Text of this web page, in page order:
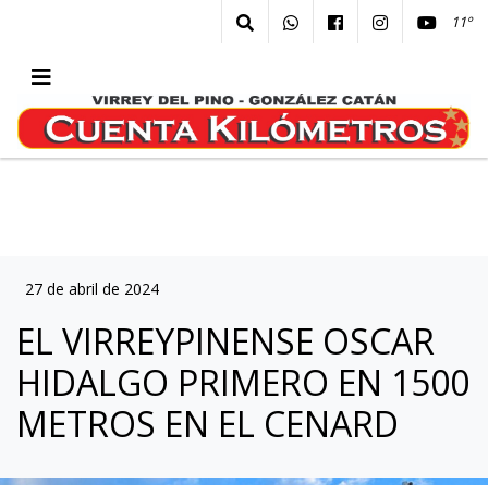
11º
27 de abril de 2024
EL VIRREYPINENSE OSCAR
HIDALGO PRIMERO EN 1500
METROS EN EL CENARD